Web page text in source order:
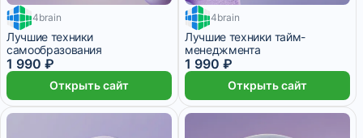
1 месяц
4brain
Лучшие техники
самообразования
1 990 ₽
Открыть сайт
1 месяц
4brain
Лучшие техники тайм-
менеджмента
1 990 ₽
Открыть сайт